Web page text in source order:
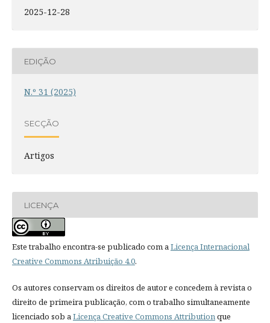
2025-12-28
EDIÇÃO
N.º 31 (2025)
SECÇÃO
Artigos
LICENÇA
Este trabalho encontra-se publicado com aLicença Internacional
Creative Commons Atribuição 4.0.
Os autores conservam os direitos de autor e concedem à revista o
direito de primeira publicação, com o trabalho simultaneamente
licenciado sob aLicença Creative Commons Attributionque